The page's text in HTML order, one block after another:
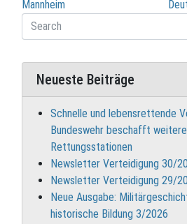
Mannheim
Neueste Beiträge
Schnelle und lebensrettende
Bundeswehr beschafft
Rettungsstationen
Newsletter Verteidigung 30/
Newsletter Verteidigung 29/
Neue Ausgabe:
historische Bildung 3/2026